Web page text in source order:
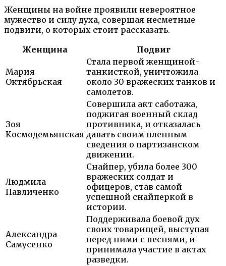
Женщины на войне проявили невероятное
мужество и силу духа, совершая несметные
подвиги, о которых стоит рассказать.
Женщина
Подвиг
Мария
Октябрьская
Стала первой женщиной-
танкисткой, уничтожила
около 30 вражеских танков и
самолетов.
Зоя
Космодемьянская
Совершила акт саботажа,
поджигая военный склад
противника, и отказалась
давать своим пленным
сведения о партизанском
движении.
Людмила
Павличенко
Снайпер, убила более 300
вражеских солдат и
офицеров, став самой
успешной снайперкой в
истории.
Александра
Самусенко
Поддерживала боевой дух
своих товарищей, выступая
перед ними с песнями, и
принимала участие в актах
разведки.